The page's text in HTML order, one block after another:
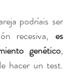
podríais ser
recesiva, es
genético,